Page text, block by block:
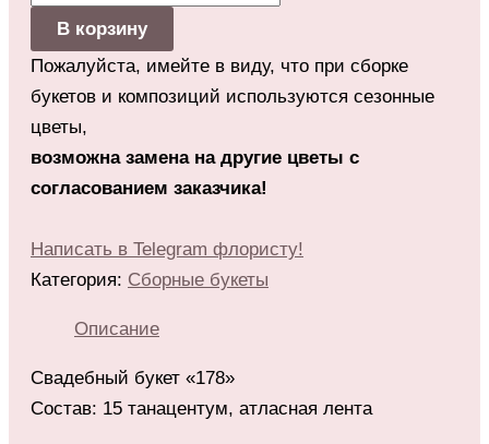
В корзину
Пожалуйста, имейте в виду, что при сборке
букетов и композиций используются сезонные
цветы,
возможна замена на другие цветы с
согласованием заказчика!
Написать в Telegram флористу!
Категория: Сборные букеты
Описание
Свадебный букет «178»
Состав: 15 танацентум, атласная лента